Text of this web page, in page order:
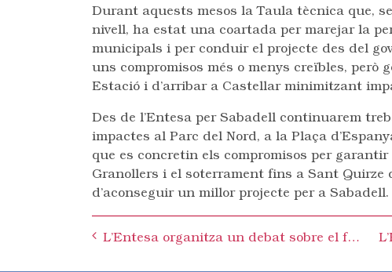
Durant aquests mesos la Taula tècnica que,
nivell, ha estat una coartada per marejar la
municipals i per conduir el projecte des del
uns compromisos més o menys creïbles,
Estació i d’arribar a Castellar minimitzant
Des de l’Entesa per Sabadell continuarem
impactes al Parc del Nord, a la Plaça
que es concretin els compromisos per
Granollers i el soterrament fins a Sant Quirze
d’aconseguir un millor projecte per a Sabadell.
navigation
L’Entesa organitza un debat sobre el futur de la Gran Via